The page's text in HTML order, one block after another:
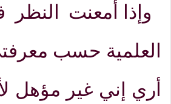
وإذا أمعنت
العلمية حسب
أري إني غير مؤهل